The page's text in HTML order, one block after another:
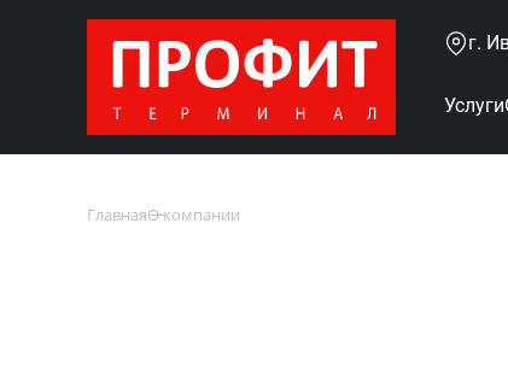
г.
Услуги
ГлавнаяО компании